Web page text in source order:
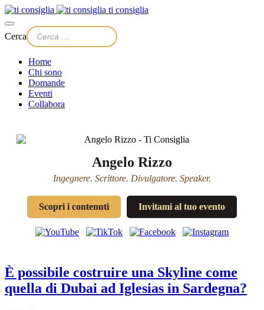
ti consiglia
Cerca
Home
Chi sono
Domande
Eventi
Collabora
Angelo Rizzo
Ingegnere. Scrittore. Divulgatore. Speaker.
Scopri i contenuti Invitami al tuo evento
È possibile costruire una Skyline come
quella di Dubai ad Iglesias in Sardegna?